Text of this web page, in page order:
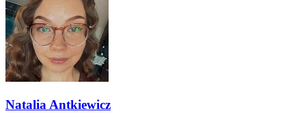
Natalia Antkiewicz